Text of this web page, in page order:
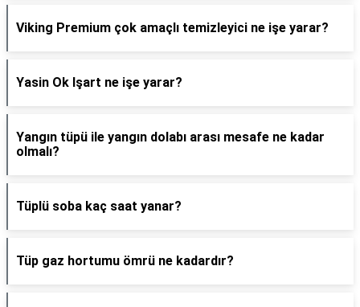
Viking Premium çok amaçlı temizleyici ne işe yarar?
Yasin Ok Işart ne işe yarar?
Yangın tüpü ile yangın dolabı arası mesafe ne kadar
olmalı?
Tüplü soba kaç saat yanar?
Tüp gaz hortumu ömrü ne kadardır?